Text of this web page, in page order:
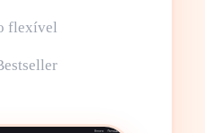
flexível